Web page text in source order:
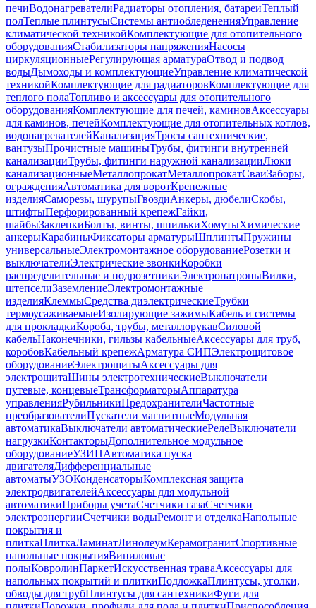
печиВодонагревателиРадиаторы отопления, батареиТеплый
полТеплые плинтусыСистемы антиобледененияУправление
климатической техникойКомплектующие для отопительного
оборудованияСтабилизаторы напряженияНасосы
циркуляционныеРегулирующая арматураОтвод и подвод
водыДымоходы и комплектующиеУправление климатической
техникойКомплектующие для радиаторовКомплектующие для
теплого полаТопливо и аксессуары для отопительного
оборудованияКомплектующие для печей, каминовАксессуары
для каминов, печейКомплектующие для отопительных котлов,
водонагревателейКанализацияТросы сантехнические,
вантузыПрочистные машиныТрубы, фитинги внутренней
канализацииТрубы, фитинги наружной канализацииЛюки
канализационныеМеталлопрокатМеталлопрокатСваиЗаборы,
огражденияАвтоматика для воротКрепежные
изделияСаморезы, шурупыГвоздиАнкеры, дюбелиСкобы,
штифтыПерфорированный крепежГайки,
шайбыЗаклепкиБолты, винты, шпилькиХомутыХимические
анкерыКарабиныФиксаторы арматурыШплинтыПружины
универсальныеЭлектромонтажное оборудованиеРозетки и
выключателиЭлектрические звонкиКоробки
распределительные и подрозетникиЭлектропатроныВилки,
штепселиЗаземлениеЭлектромонтажные
изделияКлеммыСредства диэлектрическиеТрубки
термоусаживаемыеИзолирующие зажимыКабель и системы
для прокладкиКороба, трубы, металлорукавСиловой
кабельНаконечники, гильзы кабельныеАксессуары для труб,
коробовКабельный крепежАрматура СИПЭлектрощитовое
оборудованиеЭлектрощитыАксессуары для
электрощитаШины электротехническиеВыключатели
путевые, концевыеТрансформаторыАппаратура
управленияРубильникиПредохранителиЧастотные
преобразователиПускатели магнитныеМодульная
автоматикаВыключатели автоматическиеРелеВыключатели
нагрузкиКонтакторыДополнительное модульное
оборудованиеУЗИПАвтоматика пуска
двигателяДифференциальные
автоматыУЗОКонденсаторыКомплексная защита
электродвигателейАксессуары для модульной
автоматикиПриборы учетаСчетчики газаСчетчики
электроэнергииСчетчики водыРемонт и отделкаНапольные
покрытия и
плиткаПлиткаЛаминатЛинолеумКерамогранитСпортивные
напольные покрытияВиниловые
полыКовролинПаркетИскусственная траваАксессуары для
напольных покрытий и плиткиПодложкаПлинтусы, уголки,
обводы для трубПлинтусы для сантехникиФуги для